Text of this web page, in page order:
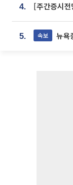
4.
5. 속보 뉴